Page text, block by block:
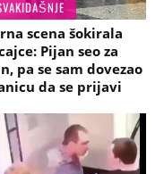
scena šokirala
Pijan seo za
pa se sam dovezao
da se prijavi